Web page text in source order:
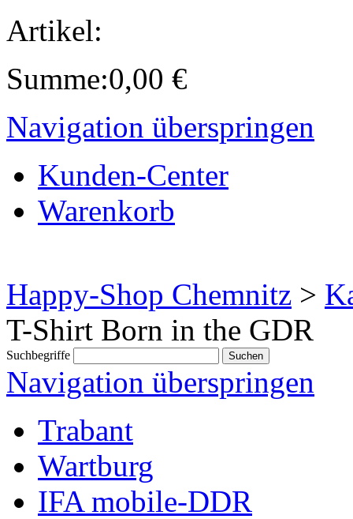
Artikel:
Summe:0,00 €
Navigation überspringen
Kunden-Center
Warenkorb
Happy-Shop Chemnitz >
T-Shirt Born in the GDR
Suchbegriffe
Navigation überspringen
Trabant
Wartburg
IFA mobile-DDR